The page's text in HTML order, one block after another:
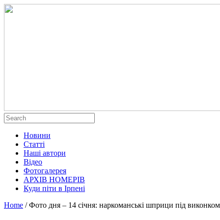
Новини
Статті
Наші автори
Відео
Фотогалерея
АРХІВ НОМЕРІВ
Куди піти в Ірпені
Home / Фото дня – 14 січня: наркоманські шприци під